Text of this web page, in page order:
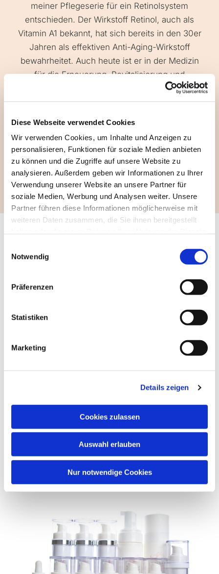
Diese Webseite verwendet Cookies
Wir verwenden Cookies, um Inhalte und Anzeigen zu
personalisieren, Funktionen für soziale Medien anbieten
zu können und die Zugriffe auf unsere Website zu
analysieren. Außerdem geben wir Informationen zu Ihrer
Verwendung unserer Website an unsere Partner für
soziale Medien, Werbung und Analysen weiter. Unsere
Partner führen diese Informationen möglicherweise mit
weiteren Daten zusammen, die Sie ihnen bereitgestellt
Notwendig
Präferenzen
Statistiken
Marketing
Details zeigen
Cookies zulassen
Auswahl erlauben
Nur notwendige Cookies
meiner Pflegeserie für ein Retinolsystem
entschieden. Der Wirkstoff Retinol, auch als
Vitamin A1 bekannt, hat sich bereits in den 30er
Jahren als effektiven Anti-Aging-Wirkstoff
bewahrheitet. Auch heute ist er in der Medizin
für die Erneuerung, Revitalisierung und
Verjüngerung der Haut, ein weit verbreiteter
Wirkstoff.
Durch die Anregung des Stoffwechsels der
Haut, wird die Hauterneuerungsrate effektiv
beschleunigt, sowie die Neubildung von
Kollagen und Elastin. Resultierend daraus wirkt
sich Retinol positiv auf das Hautbild und den
Teint aus.
So wirkt die Magnolia Cosmetics Line
wirkt gegen vorzeitige Alterserscheinungen
wirkt gegen Pigmentflecken
vermindert Talgproduktion bei öliger und
gegen Hautalterung
TERMIN BUCHEN